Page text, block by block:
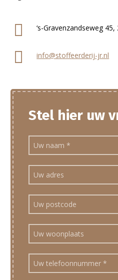
‘s-Gravenzandseweg
info@stoffeerderij-jr.nl
Stel hier uw